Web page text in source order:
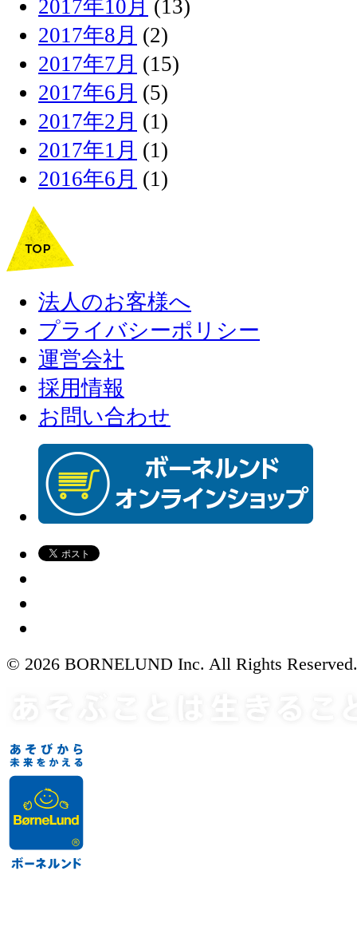
2017年10月 (13)
2017年8月 (2)
2017年7月 (15)
2017年6月 (5)
2017年2月 (1)
2017年1月 (1)
2016年6月 (1)
法人のお客様へ
プライバシーポリシー
運営会社
採用情報
お問い合わせ
© 2026 BORNELUND Inc. All Rights Reserved.